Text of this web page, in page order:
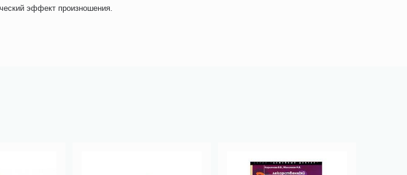
эффект произношения.